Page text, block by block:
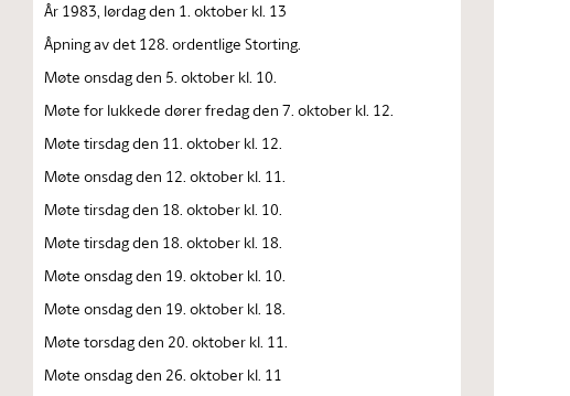
År 1983, lørdag den 1. oktober kl. 13
Åpning av det 128. ordentlige Storting.
Møte onsdag den 5. oktober kl. 10.
Møte for lukkede dører fredag den 7. oktober kl. 12.
Møte tirsdag den 11. oktober kl. 12.
Møte onsdag den 12. oktober kl. 11.
Møte tirsdag den 18. oktober kl. 10.
Møte tirsdag den 18. oktober kl. 18.
Møte onsdag den 19. oktober kl. 10.
Møte onsdag den 19. oktober kl. 18.
Møte torsdag den 20. oktober kl. 11.
Møte onsdag den 26. oktober kl. 11